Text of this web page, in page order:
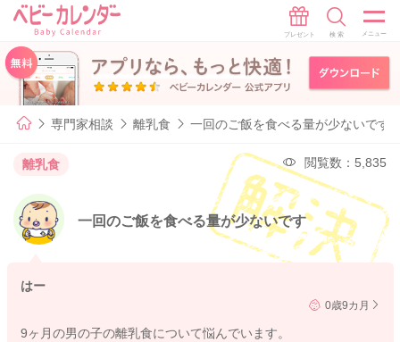
専門家相談 離乳食 一回のご飯を食べる量が少ないです
離乳食 閲覧数：5,835
一回のご飯を食べる量が少ないです
はー
0歳9カ月
9ヶ月の男の子の離乳食について悩んでいます。